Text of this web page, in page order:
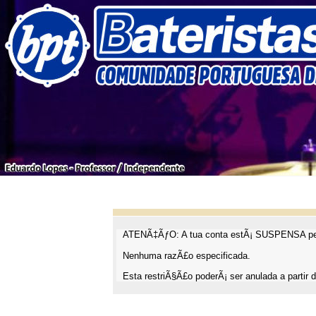
ATENÃ‡ÃƒO: A tua conta estÃ¡ SUSPENSA
Nenhuma razÃ£o especificada.
Esta restriÃ§Ã£o poderÃ¡ ser anulada a partir